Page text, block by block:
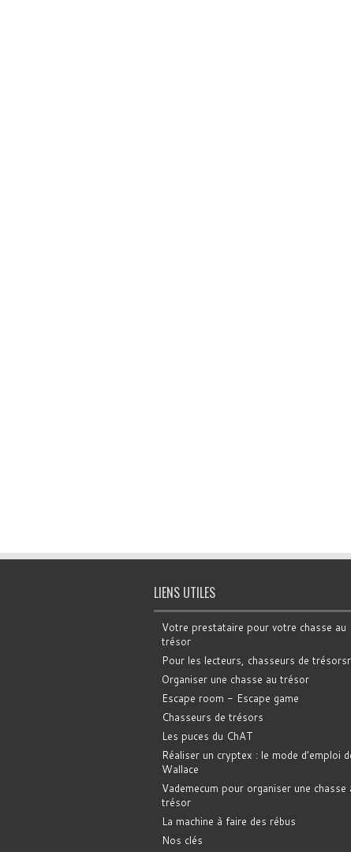
LIENS UTILES
Votre prestataire pour votre chasse au
trésor
Pour les lecteurs, chasseurs de trésorsr
Organiser une chasse au trésor
Escape room - Escape game
Chasseurs de trésors
Les puces du ChAT
Réaliser un cryptex : le mode d'emploi
Wallace
Vademecum pour organiser une chasse
trésor
La machine à faire des rébus
Nos clés